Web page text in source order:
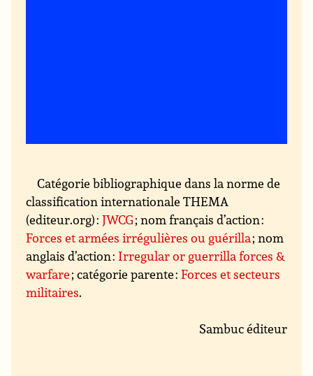
Catégorie bibliographique dans la norme de
classification internationale THEMA
(editeur.org) :JWCG; nom français d’action :
Forces et armées irrégulières ou guérilla; nom
anglais d’action : Irregular or guerrilla forces &
warfare; catégorie parente :Forces et secteurs
militaires.
Sambuc éditeur